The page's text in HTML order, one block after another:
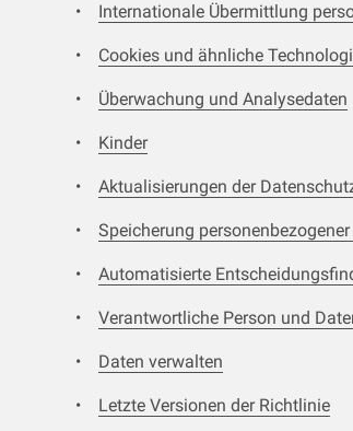
Internationale Übermittlung
Cookies und ähnliche
Überwachung und Analysedaten
Kinder
Aktualisierungen der
Speicherung
Automatisierte
Verantwortliche Person und
Daten verwalten
Letzte Versionen der Richtlinie